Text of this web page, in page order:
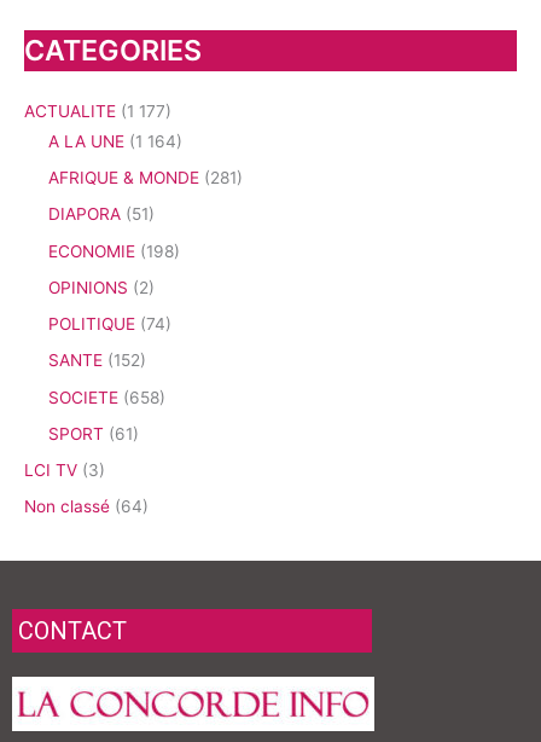
CATEGORIES
ACTUALITE (1 177)
A LA UNE (1 164)
AFRIQUE & MONDE (281)
DIAPORA (51)
ECONOMIE (198)
OPINIONS (2)
POLITIQUE (74)
SANTE (152)
SOCIETE (658)
SPORT (61)
LCI TV (3)
Non classé (64)
CONTACT